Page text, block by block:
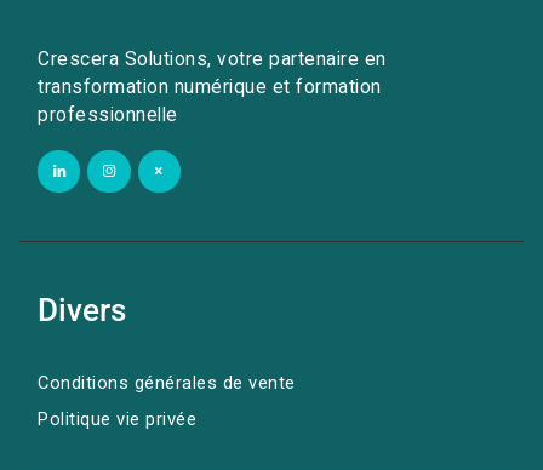
Crescera Solutions, votre partenaire en
transformation numérique et formation
professionnelle
Divers
Conditions générales de vente
Politique vie privée